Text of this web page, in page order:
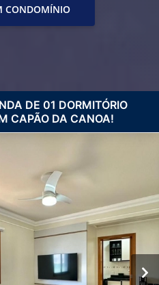
CONDOMÍNIO
DE 01 DORMITÓRIO
CAPÃO DA CANOA!